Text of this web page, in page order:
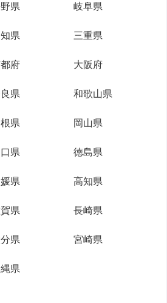
県 岐阜県
県 三重県
府 大阪府
県 和歌山県
県 岡山県
県 徳島県
県 高知県
県 長崎県
県 宮崎県
県